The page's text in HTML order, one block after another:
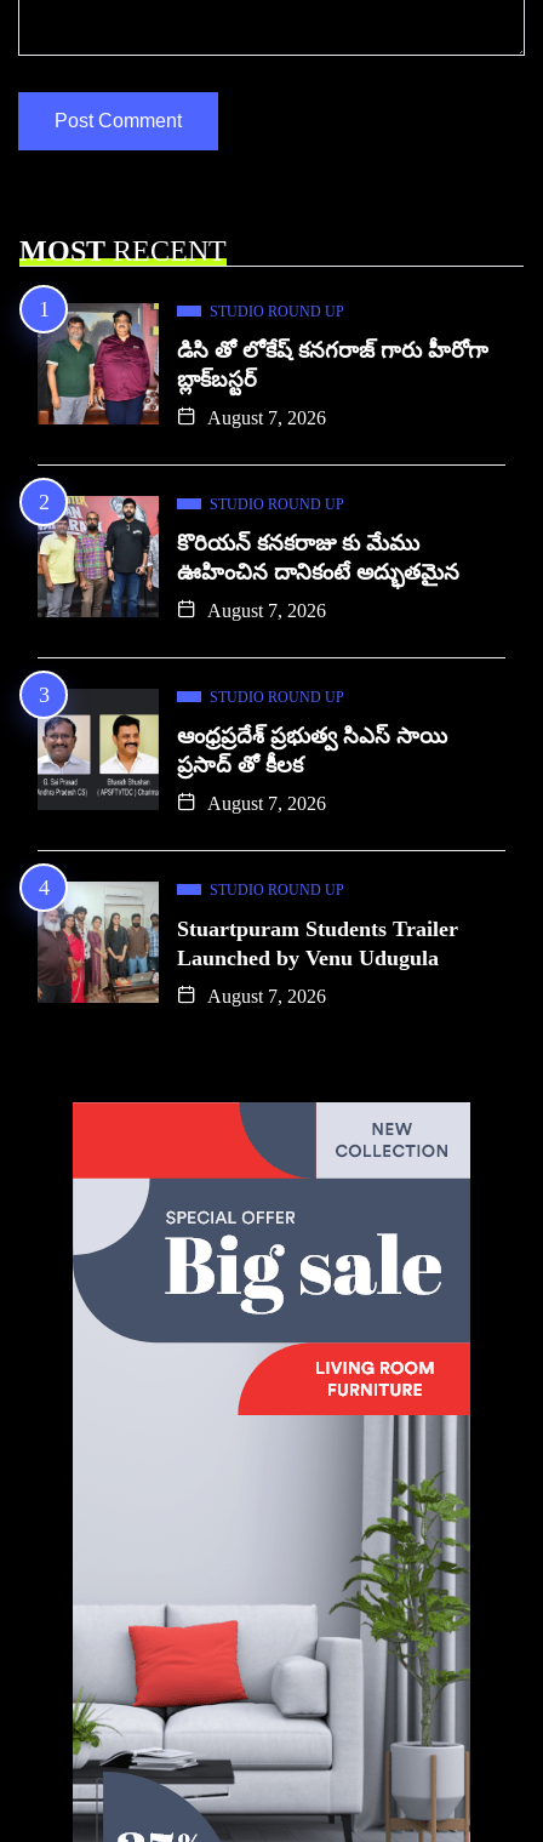
MOSTRECENT
STUDIO ROUND UP
డిసి తో లోకేష్ కనగరాజ్ గారు హీరోగా
బ్లాక్‌బస్టర్
August 7, 2026
STUDIO ROUND UP
కొరియన్ కనకరాజు కు మేము
ఊహించిన దానికంటే అద్భుతమైన
August 7, 2026
STUDIO ROUND UP
ఆంధ్రప్రదేశ్ ప్రభుత్వ సిఎస్ సాయి
ప్రసాద్ తో కీలక
August 7, 2026
STUDIO ROUND UP
Stuartpuram Students Trailer
Launched by Venu Udugula
August 7, 2026